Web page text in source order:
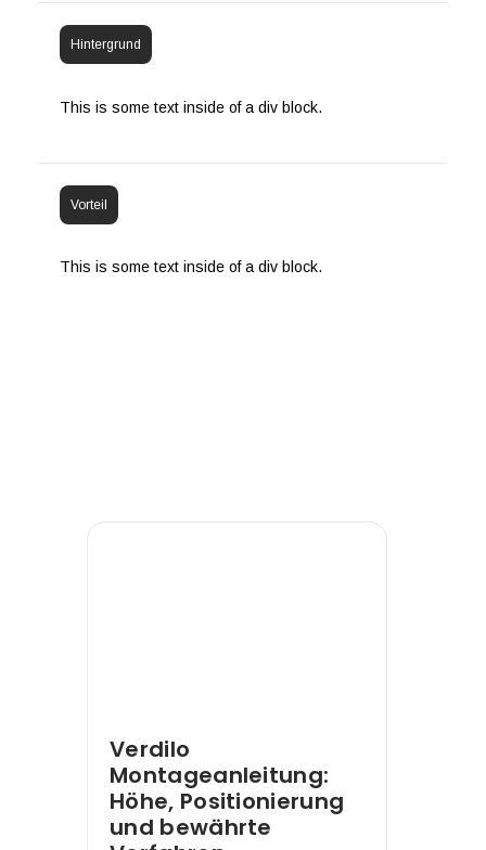
Hintergrund
This is some text inside of a div block.
Vorteil
This is some text inside of a div block.
Verdilo
Montageanleitung:
Höhe, Positionierung
und bewährte